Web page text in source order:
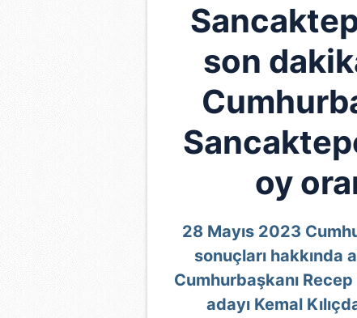
son
oy
28 Mayıs 2023
sonuçları hakkında
Cumhurbaşkanı
adayı Kemal